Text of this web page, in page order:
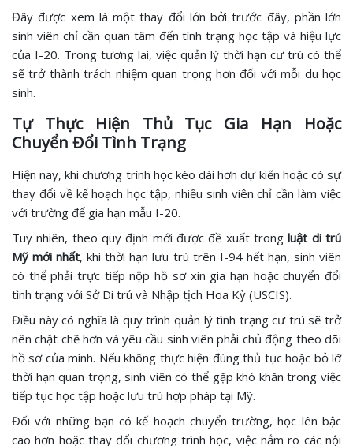
Đây được xem là một thay đổi lớn bởi trước đây, phần lớn
sinh viên chỉ cần quan tâm đến tình trạng học tập và hiệu lực
của I-20. Trong tương lai, việc quản lý thời hạn cư trú có thể
sẽ trở thành trách nhiệm quan trọng hơn đối với mỗi du học
sinh.
Tự Thực Hiện Thủ Tục Gia Hạn Hoặc
Chuyển Đổi Tình Trạng
Hiện nay, khi chương trình học kéo dài hơn dự kiến hoặc có sự
thay đổi về kế hoạch học tập, nhiều sinh viên chỉ cần làm việc
với trường để gia hạn mẫu I-20.
Tuy nhiên, theo quy định mới được đề xuất trongluật di trú
Mỹ mới nhất, khi thời hạn lưu trú trên I-94 hết hạn, sinh viên
có thể phải trực tiếp nộp hồ sơ xin gia hạn hoặc chuyển đổi
tình trạng với Sở Di trú và Nhập tịch Hoa Kỳ (USCIS).
Điều này có nghĩa là quy trình quản lý tình trạng cư trú sẽ trở
nên chặt chẽ hơn và yêu cầu sinh viên phải chủ động theo dõi
hồ sơ của mình. Nếu không thực hiện đúng thủ tục hoặc bỏ lỡ
thời hạn quan trọng, sinh viên có thể gặp khó khăn trong việc
tiếp tục học tập hoặc lưu trú hợp pháp tại Mỹ.
Đối với những bạn có kế hoạch chuyển trường, học lên bậc
cao hơn hoặc thay đổi chương trình học, việc nắm rõ các nội